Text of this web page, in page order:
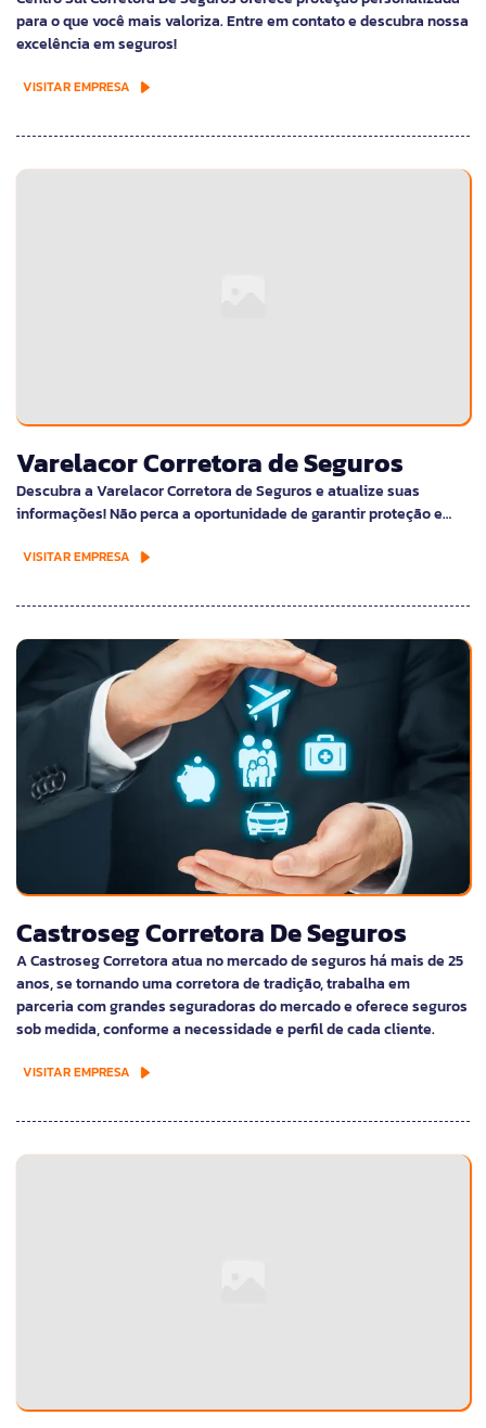
para o que você mais valoriza. Entre em contato e descubra nossa
excelência em seguros!
VISITAR EMPRESA
Varelacor Corretora de Seguros
Descubra a Varelacor Corretora de Seguros e atualize suas
informações! Não perca a oportunidade de garantir proteção e…
VISITAR EMPRESA
Castroseg Corretora De Seguros
A Castroseg Corretora atua no mercado de seguros há mais de 25
anos, se tornando uma corretora de tradição, trabalha em
parceria com grandes seguradoras do mercado e oferece seguros
sob medida, conforme a necessidade e perfil de cada cliente.
VISITAR EMPRESA